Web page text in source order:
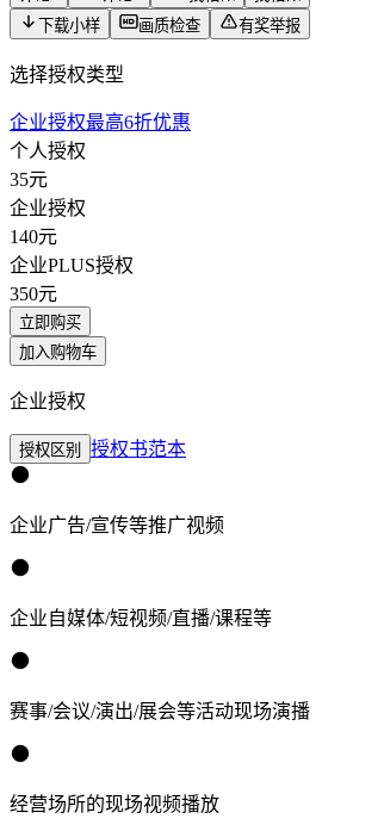
下载小样
画质检查 有奖举报
选择授权类型
企业授权最高6折优惠
个人授权
35元
企业授权
140元
企业PLUS授权
350元
立即购买
加入购物车
企业授权
授权区别 授权书范本
企业广告/宣传等推广视频
企业自媒体/短视频/直播/课程等
赛事/会议/演出/展会等活动现场演播
经营场所的现场视频播放